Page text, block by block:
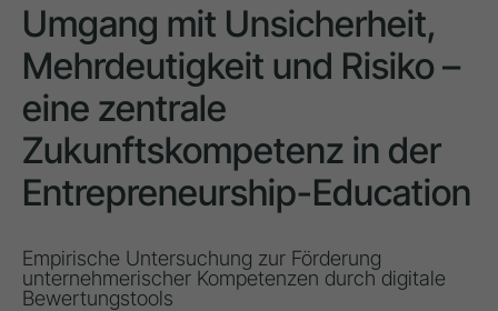
Umgang mit Unsicherheit,
Mehrdeutigkeit und Risiko –
eine zentrale
Zukunftskompetenz in der
Entrepreneurship-Education
Empirische Untersuchung zur Förderung
unternehmerischer Kompetenzen durch digitale
Bewertungstools